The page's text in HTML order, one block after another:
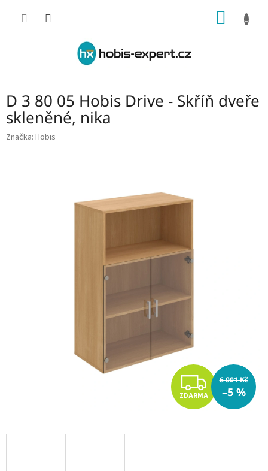
D 3 80 05 Hobis Drive - Skříň dveře
skleněné, nika
Značka: Hobis
Z
D
A
ZDARMA
6 001 Kč
–5 %